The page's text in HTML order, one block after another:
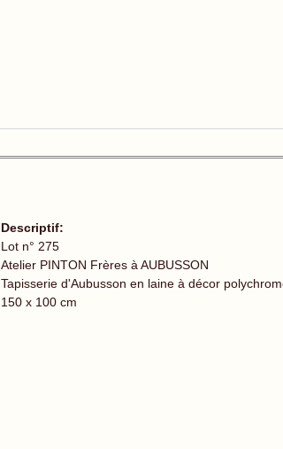
Descriptif:
Lot n° 275
Atelier PINTON Frères à AUBUSSON
Tapisserie d'Aubusson en laine à décor
150 x 100 cm